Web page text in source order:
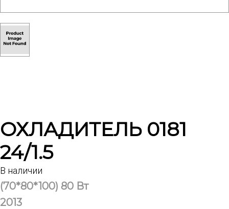
ОХЛАДИТЕЛЬ 0181
24/1.5
В наличии
(70*80*100) 80 Вт
2013